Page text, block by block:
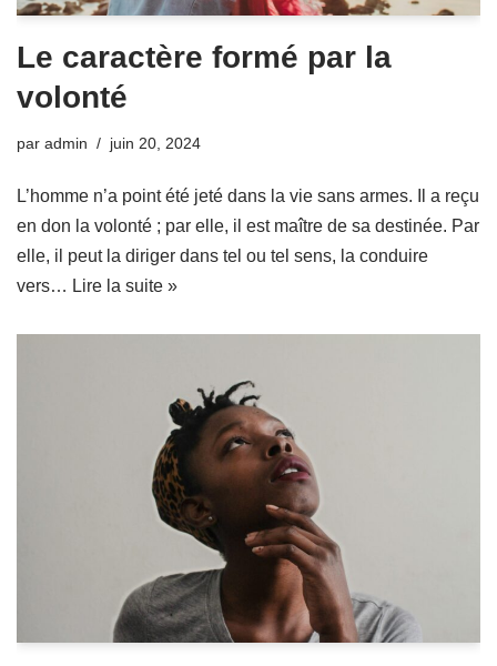
Le caractère formé par la
volonté
par admin juin 20, 2024
L’homme n’a point été jeté dans la vie sans armes. Il a reçu
en don la volonté ; par elle, il est maître de sa destinée. Par
elle, il peut la diriger dans tel ou tel sens, la conduire
vers… Lire la suite »